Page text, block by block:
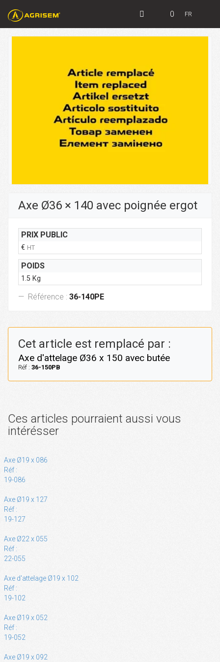
0 FR
Axe Ø36 × 140 avec poignée ergot
PRIX PUBLIC
€ HT
POIDS
1.5 Kg
Référence : 36-140PE
Cet article est remplacé par :
Axe d'attelage Ø36 x 150 avec butée
Réf : 36-150PB
Ces articles pourraient aussi vous
intérésser
Axe Ø19 x 086
Réf :
19-086
Axe Ø19 x 127
Réf :
19-127
Axe Ø22 x 055
Réf :
22-055
Axe d'attelage Ø19 x 102
Réf :
19-102
Axe Ø19 x 052
Réf :
19-052
Axe Ø19 x 092